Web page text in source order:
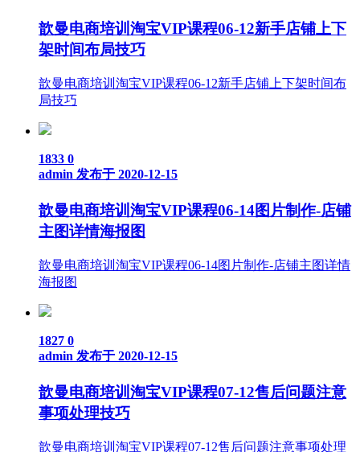
歆曼电商培训淘宝VIP课程06-12新手店铺上下
架时间布局技巧
歆曼电商培训淘宝VIP课程06-12新手店铺上下架时间布
局技巧
1833 0
admin 发布于 2020-12-15
歆曼电商培训淘宝VIP课程06-14图片制作-店铺
主图详情海报图
歆曼电商培训淘宝VIP课程06-14图片制作-店铺主图详情
海报图
1827 0
admin 发布于 2020-12-15
歆曼电商培训淘宝VIP课程07-12售后问题注意
事项处理技巧
歆曼电商培训淘宝VIP课程07-12售后问题注意事项处理